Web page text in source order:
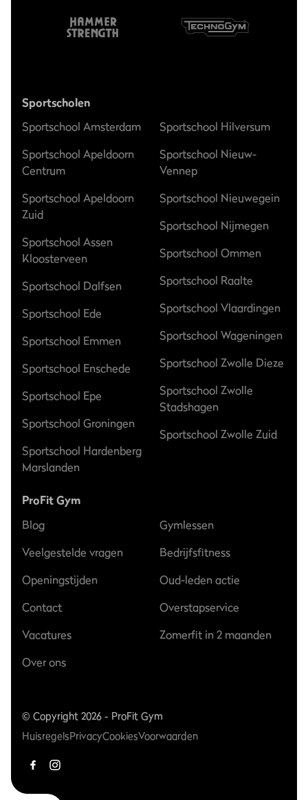
Sportscholen
Sportschool Amsterdam
Sportschool Apeldoorn
Centrum
Sportschool Apeldoorn
Zuid
Sportschool Assen
Kloosterveen
Sportschool Dalfsen
Sportschool Ede
Sportschool Emmen
Sportschool Enschede
Sportschool Epe
Sportschool Groningen
Sportschool Hardenberg
Marslanden
Sportschool Hilversum
Sportschool Nieuw-
Vennep
Sportschool Nieuwegein
Sportschool Nijmegen
Sportschool Ommen
Sportschool Raalte
Sportschool Vlaardingen
Sportschool Wageningen
Sportschool Zwolle Dieze
Sportschool Zwolle
Stadshagen
Sportschool Zwolle Zuid
ProFit Gym
Blog
Veelgestelde vragen
Openingstijden
Contact
Vacatures
Over ons
Gymlessen
Bedrijfsfitness
Oud-leden actie
Overstapservice
Zomerfit in 2 maanden
© Copyright 2026 - ProFit Gym
HuisregelsPrivacyCookiesVoorwaarden